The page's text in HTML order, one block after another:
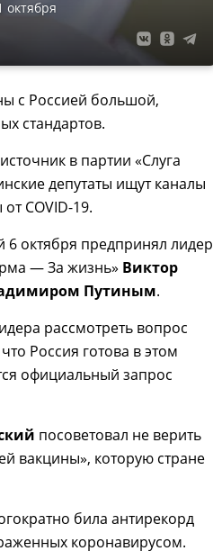
октября
с Россией большой,
стандартов.
в партии «Слуга
депутаты ищут каналы
COVID-19.
6 октября предпринял лидер
— За жизнь» Виктор
Путиным.
рассмотреть вопрос
Россия готова в этом
официальный запрос
посоветовал не верить
вакцины», которую стране
била антирекорд
коронавирусом.